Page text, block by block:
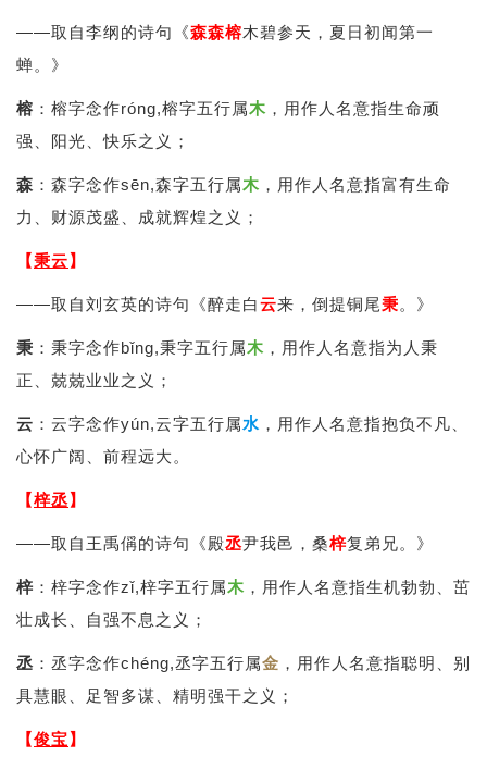
——取自李纲的诗句《森森榕木碧参天，夏日初闻第一
蝉。》
榕 ：榕字念作róng,榕字五行属木 ，用作人名意指生命顽
强、阳光、快乐之义；
森 ：森字念作sēn,森字五行属木 ，用作人名意指富有生命
力、财源茂盛、成就辉煌之义；
【秉云】
——取自刘玄英的诗句《醉走白云来，倒提铜尾秉。》
秉 ：秉字念作bǐng,秉字五行属木 ，用作人名意指为人秉
正、兢兢业业之义；
云 ：云字念作yún,云字五行属水 ，用作人名意指抱负不凡、
心怀广阔、前程远大。
【梓丞】
——取自王禹偁的诗句《殿丞尹我邑，桑梓复弟兄。》
梓 ：梓字念作zǐ,梓字五行属木 ，用作人名意指生机勃勃、茁
壮成长、自强不息之义；
丞 ：丞字念作chéng,丞字五行属金 ，用作人名意指聪明、别
具慧眼、足智多谋、精明强干之义；
【俊宝】